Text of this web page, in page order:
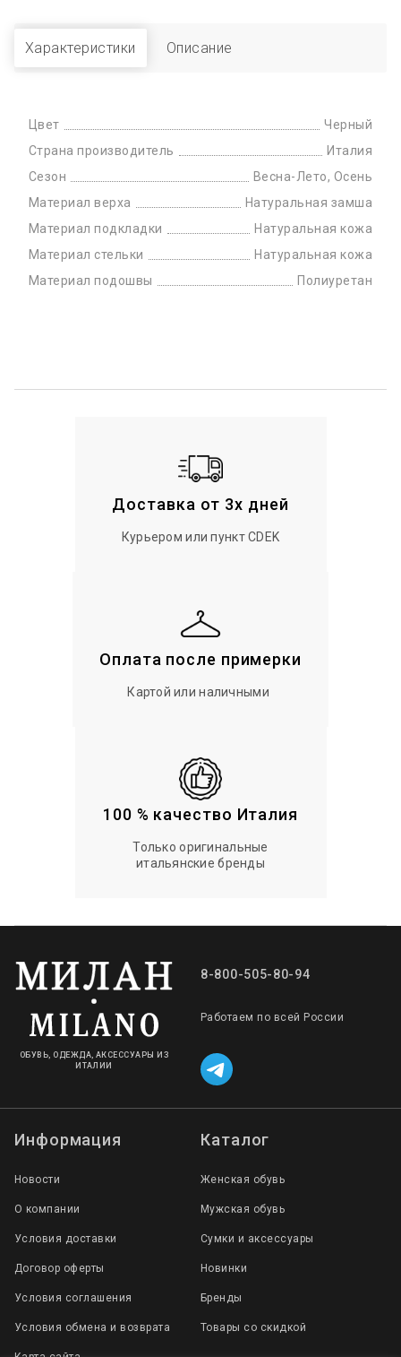
Характеристики Описание
Цвет
Черный
Страна производитель
Италия
Сезон
Весна-Лето, Осень
Материал верха
Натуральная замша
Материал подкладки
Натуральная кожа
Материал стельки
Натуральная кожа
Материал подошвы
Полиуретан
Доставка от 3х дней
Курьером или пункт CDEK
Оплата после примерки
Картой или наличными
100 % качество Италия
Только оригинальные
итальянские бренды
ОБУВЬ, ОДЕЖДА, АКСЕССУАРЫ ИЗ
ИТАЛИИ
8-800-505-80-94
Работаем по всей России
Информация
Новости
О компании
Условия доставки
Договор оферты
Условия соглашения
Условия обмена и возврата
Каталог
Женская обувь
Мужская обувь
Сумки и аксессуары
Новинки
Бренды
Товары со скидкой